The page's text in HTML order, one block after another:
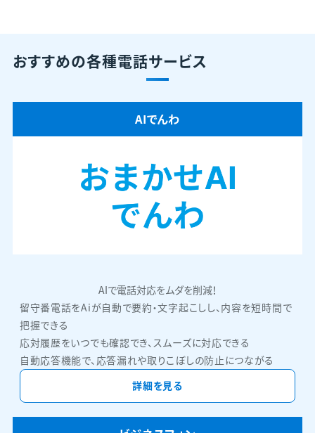
おすすめの各種電話サービス
AIでんわ
AIで電話対応をムダを削減！
留守番電話をAiが自動で要約・文字起こしし、内容を短時間で
把握できる
応対履歴をいつでも確認でき、スムーズに対応できる
自動応答機能で、応答漏れや取りこぼしの防止につながる
詳細を見る